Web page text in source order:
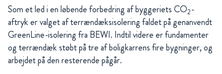
Som et led i en løbende forbedring af byggeriets CO2-
aftryk er valget af terrændæksisolering faldet på genanvendt
GreenLine-isolering fra BEWI. Indtil videre er fundamenter
og terrændæk støbt på tre af boligkarrens fire bygninger, og
arbejdet på den resterende pågår.